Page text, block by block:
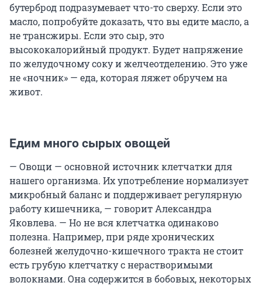
бутерброд подразумевает что-то сверху. Если это
масло, попробуйте доказать, что вы едите масло, а
не трансжиры. Если это сыр, это
высококалорийный продукт. Будет напряжение
по желудочному соку и желчеотделению. Это уже
не «ночник» — еда, которая ляжет обручем на
живот.
Едим много сырых овощей
— Овощи — основной источник клетчатки для
нашего организма. Их употребление нормализует
микробный баланс и поддерживает регулярную
работу кишечника, — говорит Александра
Яковлева. — Но не вся клетчатка одинаково
полезна. Например, при ряде хронических
болезней желудочно-кишечного тракта не стоит
есть грубую клетчатку с нерастворимыми
волокнами. Она содержится в бобовых, некоторых